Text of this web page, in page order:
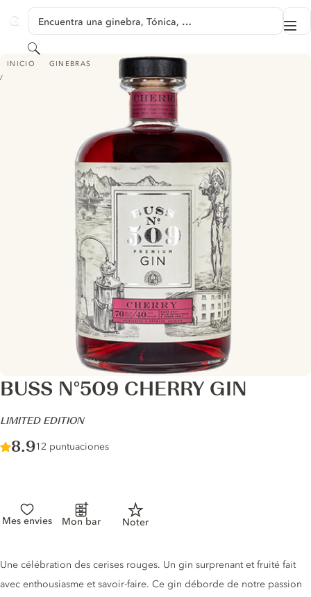
GINVENTORY
Encuentra una ginebra, Tónica, …
Buscar
INICIO GINEBRAS
BUSS N°509 CHERRY GIN - LIMITED EDITION
BUSS N°509 CHERRY GIN
-
LIMITED EDITION
Score :
8.9/ 10
12 puntuaciones
Mes envies Mon bar Noter
Gin description
Une célébration des cerises rouges. Un gin surprenant et fruité fait
avec enthousiasme et savoir-faire. Ce gin déborde de notre passion